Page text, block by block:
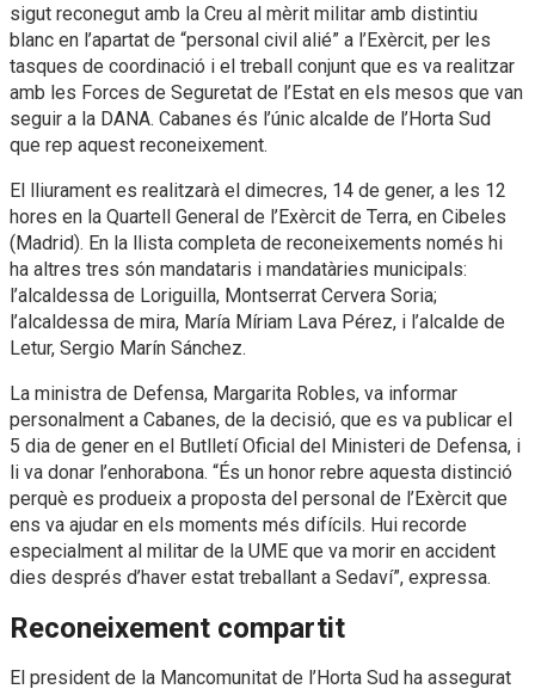
sigut reconegut amb la Creu al mèrit militar amb distintiu
blanc en l’apartat de “personal civil alié” a l’Exèrcit, per les
tasques de coordinació i el treball conjunt que es va realitzar
amb les Forces de Seguretat de l’Estat en els mesos que van
seguir a la DANA. Cabanes és l’únic alcalde de l’Horta Sud
que rep aquest reconeixement.
El lliurament es realitzarà el dimecres, 14 de gener, a les 12
hores en la Quartell General de l’Exèrcit de Terra, en Cibeles
(Madrid). En la llista completa de reconeixements només hi
ha altres tres són mandataris i mandatàries municipals:
l’alcaldessa de Loriguilla, Montserrat Cervera Soria;
l’alcaldessa de mira, María Míriam Lava Pérez, i l’alcalde de
Letur, Sergio Marín Sánchez.
La ministra de Defensa, Margarita Robles, va informar
personalment a Cabanes, de la decisió, que es va publicar el
5 dia de gener en el Butlletí Oficial del Ministeri de Defensa, i
li va donar l’enhorabona. “És un honor rebre aquesta distinció
perquè es produeix a proposta del personal de l’Exèrcit que
ens va ajudar en els moments més difícils. Hui recorde
especialment al militar de la UME que va morir en accident
dies després d’haver estat treballant a Sedaví”, expressa.
Reconeixement compartit
El president de la Mancomunitat de l’Horta Sud ha assegurat